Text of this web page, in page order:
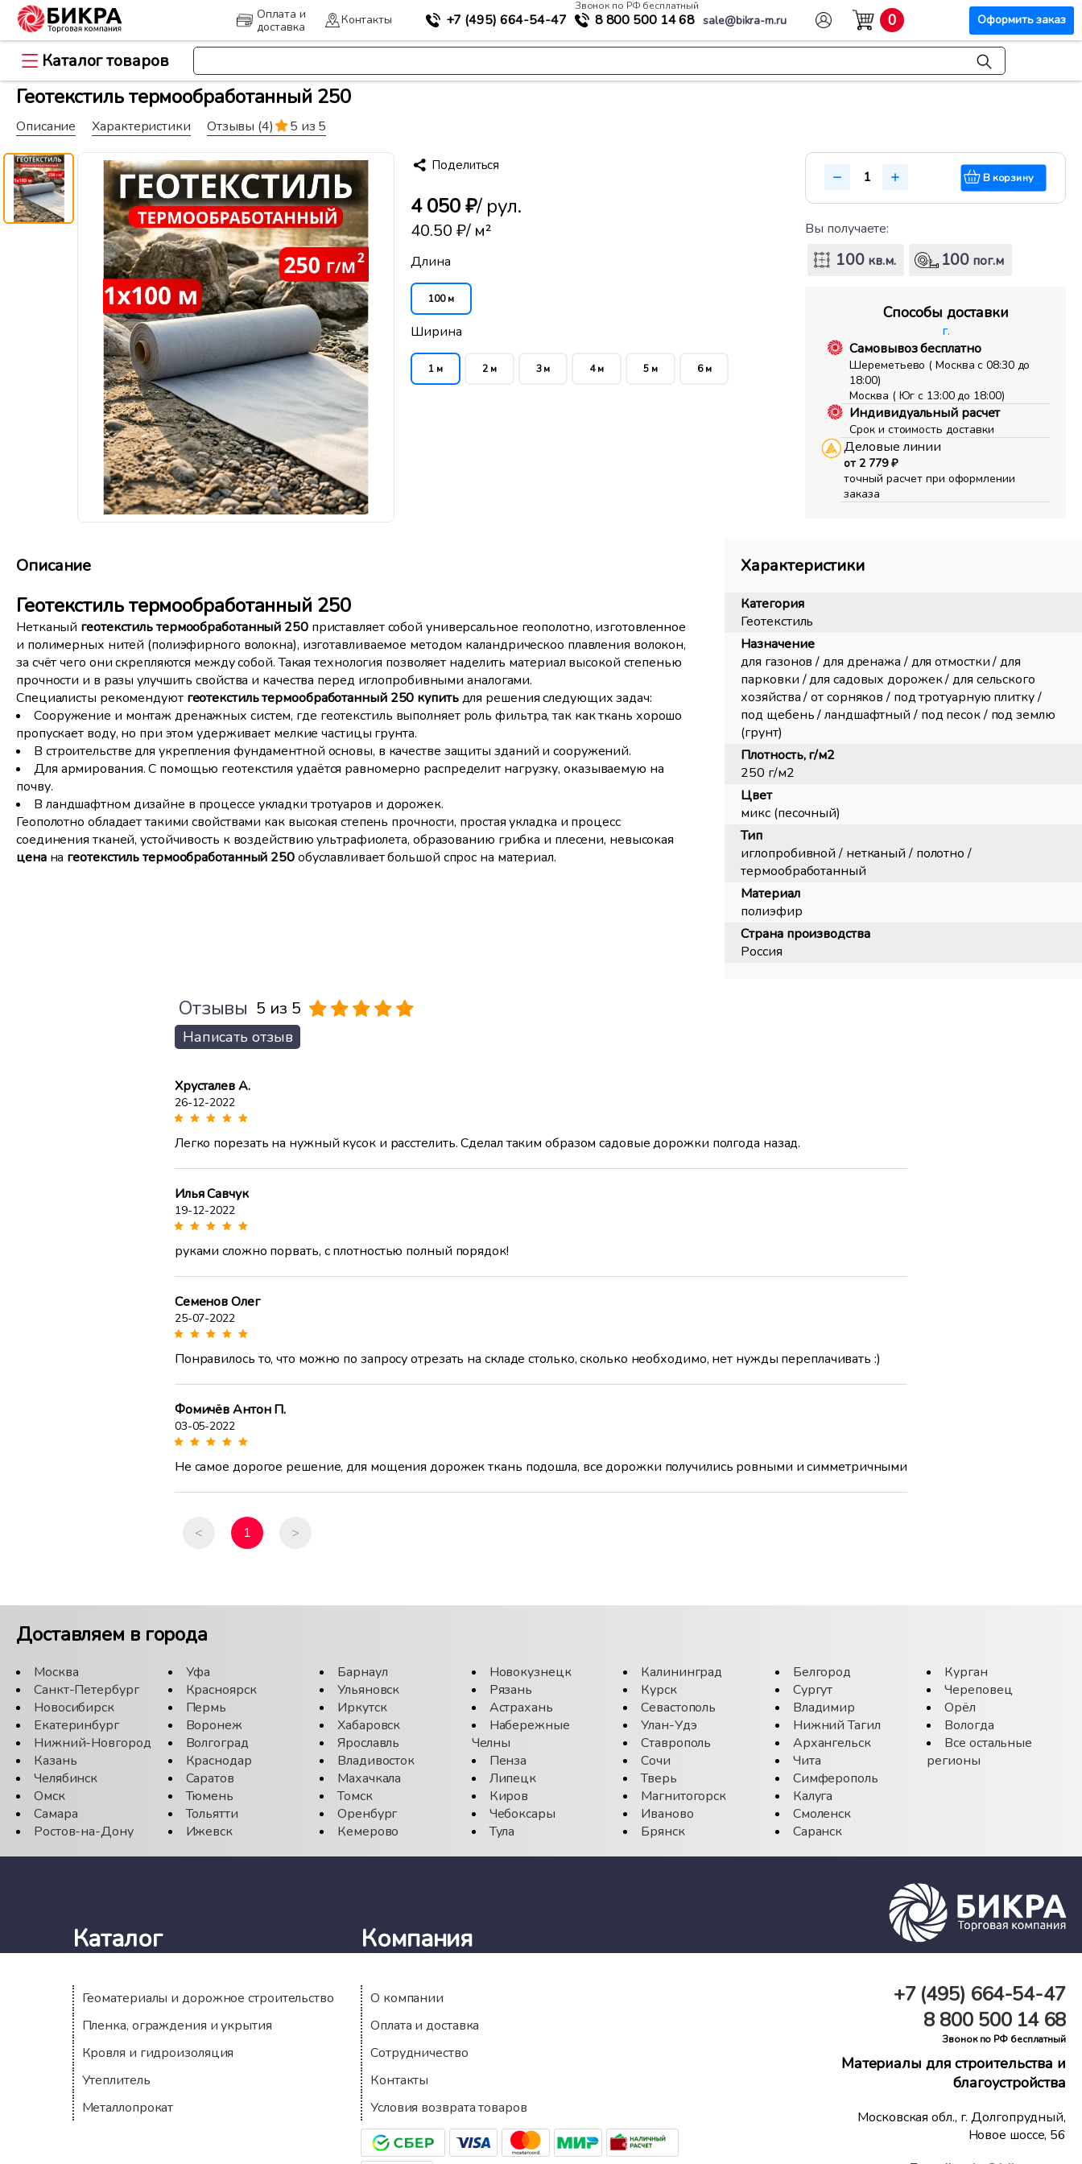
Оплата и
доставка
Контакты +7 (495) 664-54-47
Звонок по РФ бесплатный
8 800 500 14 68 sale@bikra-m.ru 0 Оформить заказ
Каталог товаров
Геотекстиль термообработанный 250
Описание Характеристики Отзывы (4) 5 из 5
Поделиться
4 050 ₽/ рул.
40.50 ₽/ м²
Длина
100 м
Ширина
1 м 2 м 3 м 4 м 5 м 6 м
В корзину
Вы получаете:
100 кв.м. 100 пог.м
Способы доставки
г.
Самовывоз бесплатно
Шереметьево ( Москва с 08:30 до
18:00)
Москва ( Юг с 13:00 до 18:00)
Индивидуальный расчет
Срок и стоимость доставки
Деловые линии
от 2 779 ₽
точный расчет при оформлении
заказа
Описание
Геотекстиль термообработанный 250
Нетканый геотекстиль термообработанный 250приставляет собой универсальное геополотно, изготовленное
и полимерных нитей (полиэфирного волокна), изготавливаемое методом каландрическоо плавления волокон,
за счёт чего они скрепляются между собой. Такая технология позволяет наделить материал высокой степенью
прочности и в разы улучшить свойства и качества перед иглопробивными аналогами.
Специалисты рекомендуют геотекстиль термообработанный 250 купитьдля решения следующих задач:
Сооружение и монтаж дренажных систем, где геотекстиль выполняет роль фильтра, так как ткань хорошо
пропускает воду, но при этом удерживает мелкие частицы грунта.
В строительстве для укрепления фундаментной основы, в качестве защиты зданий и сооружений.
Для армирования. С помощью геотекстиля удаётся равномерно распределит нагрузку, оказываемую на
почву.
В ландшафтном дизайне в процессе укладки тротуаров и дорожек.
Геополотно обладает такими свойствами как высокая степень прочности, простая укладка и процесс
соединения тканей, устойчивость к воздействию ультрафиолета, образованию грибка и плесени, невысокая
ценана геотекстиль термообработанный 250обуславливает большой спрос на материал.
Характеристики
Категория
Геотекстиль
Назначение
для газонов / для дренажа / для отмостки / для
парковки / для садовых дорожек / для сельского
хозяйства / от сорняков / под тротуарную плитку /
под щебень / ландшафтный / под песок / под землю
(грунт)
Плотность, г/м2
250 г/м2
Цвет
микс (песочный)
Тип
иглопробивной / нетканый / полотно /
термообработанный
Материал
полиэфир
Страна производства
Россия
Отзывы 5 из 5
Написать отзыв
Хрусталев А.
26-12-2022
Легко порезать на нужный кусок и расстелить. Сделал таким образом садовые дорожки полгода назад.
Илья Савчук
19-12-2022
руками сложно порвать, с плотностью полный порядок!
Семенов Олег
25-07-2022
Понравилось то, что можно по запросу отрезать на складе столько, сколько необходимо, нет нужды переплачивать :)
Фомичёв Антон П.
03-05-2022
Не самое дорогое решение, для мощения дорожек ткань подошла, все дорожки получились ровными и симметричными
< 1 >
Доставляем в города
Москва
Санкт-Петербург
Новосибирск
Екатеринбург
Нижний-Новгород
Казань
Челябинск
Омск
Самара
Ростов-на-Дону
Уфа
Красноярск
Пермь
Воронеж
Волгоград
Краснодар
Саратов
Тюмень
Тольятти
Ижевск
Барнаул
Ульяновск
Иркутск
Хабаровск
Ярославль
Владивосток
Махачкала
Томск
Оренбург
Кемерово
Новокузнецк
Рязань
Астрахань
Набережные
Челны
Пенза
Липецк
Киров
Чебоксары
Тула
Калининград
Курск
Севастополь
Улан-Удэ
Ставрополь
Сочи
Тверь
Магнитогорск
Иваново
Брянск
Белгород
Сургут
Владимир
Нижний Тагил
Архангельск
Чита
Симферополь
Калуга
Смоленск
Саранск
Курган
Череповец
Орёл
Вологда
Все остальные
регионы
Каталог
Геоматериалы и дорожное строительство
Пленка, ограждения и укрытия
Кровля и гидроизоляция
Утеплитель
Металлопрокат
Компания
О компании
Оплата и доставка
Сотрудничество
Контакты
Условия возврата товаров
+7 (495) 664-54-47
8 800500 14 68
Звонок по РФ бесплатный
Материалы для строительства и
благоустройства
Московская обл., г. Долгопрудный,
Новое шоссе, 56